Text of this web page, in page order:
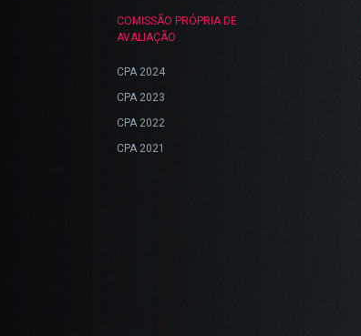
COMISSÃO PRÓPRIA DE
AVALIAÇÃO
CPA 2024
CPA 2023
CPA 2022
CPA 2021